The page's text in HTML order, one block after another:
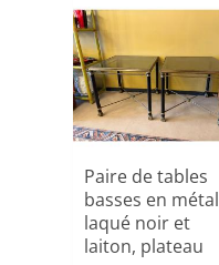
Paire de tables
basses en métal
laqué noir et
laiton, plateau